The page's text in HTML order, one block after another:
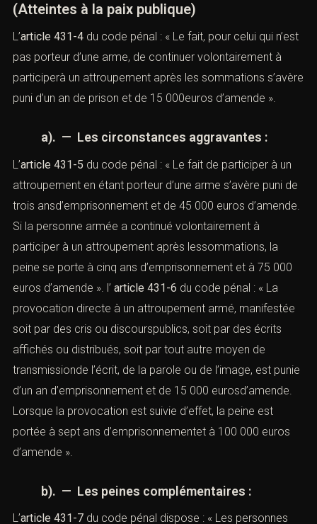
(Atteintes à la paix publique)
L’article 431-4 du code pénal : « Le fait, pour celui qui n’est
pas porteur d’une arme, de continuer volontairement à
participerà un attroupement après les sommations s’avère
puni d’un an de prison et de 15 000euros d’amende ».
a). — Les circonstances aggravantes :
L’article 431-5 du code pénal : « Le fait de participer à un
attroupement en étant porteur d’une arme s’avère puni de
trois ansd’emprisonnement et de 45 000 euros d’amende.
Si la personne armée a continué volontairement à
participer à un attroupement après lessommations, la
peine se porte à cinq ans d’emprisonnement et à 75 000
euros d’amende ». l’ article 431-6 du code pénal : « La
provocation directe à un attroupement armé, manifestée
soit par des cris ou discourspublics, soit par des écrits
affichés ou distribués, soit par tout autre moyen de
transmissionde l’écrit, de la parole ou de l’image, est punie
d’un an d’emprisonnement et de 15 000 eurosd’amende.
Lorsque la provocation est suivie d’effet, la peine est
portée à sept ans d’emprisonnementet à 100 000 euros
d’amende ».
b). — Les peines complémentaires :
L’article 431-7 du code pénal dispose : « Les personnes